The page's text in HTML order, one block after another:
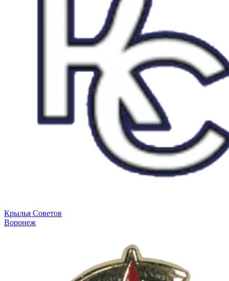
Крылья Советов
Воронеж